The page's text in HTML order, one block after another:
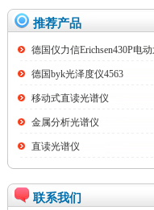
推荐产品
德国byk光泽度仪4563
移动式直读光谱仪
金属分析光谱仪
直读光谱仪
联系我们